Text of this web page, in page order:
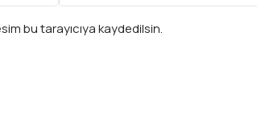
bu tarayıcıya kaydedilsin.